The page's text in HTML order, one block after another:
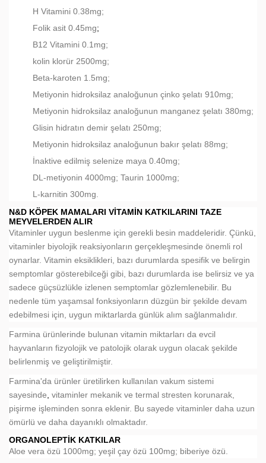
H Vitamini 0.38mg;
Folik asit 0.45mg;
B12 Vitamini 0.1mg;
kolin klorür 2500mg;
Beta-karoten 1.5mg;
Metiyonin hidroksilaz analoğunun çinko şelatı 910mg;
Metiyonin hidroksilaz analoğunun manganez şelatı 380mg;
Glisin hidratın demir şelatı 250mg;
Metiyonin hidroksilaz analoğunun bakır şelatı 88mg;
İnaktive edilmiş selenize maya 0.40mg;
DL-metiyonin 4000mg; Taurin 1000mg;
L-karnitin 300mg.
N&D KÖPEK MAMALARI VITAMIN KATKILARINI TAZE
MEYVELERDEN ALIR
Vitaminler uygun beslenme için gerekli besin maddeleridir. Çünkü,
vitaminler biyolojik reaksiyonların gerçekleşmesinde önemli rol
oynarlar. Vitamin eksiklikleri, bazı durumlarda spesifik ve belirgin
semptomlar gösterebilceği gibi, bazı durumlarda ise belirsiz ve ya
sadece güçsüzlükle izlenen semptomlar gözlemlenebilir. Bu
nedenle tüm yaşamsal fonksiyonların düzgün bir şekilde devam
edebilmesi için, uygun miktarlarda günlük alım sağlanmalıdır.
Farmina ürünlerinde bulunan vitamin miktarları da evcil
hayvanların fizyolojik ve patolojik olarak uygun olacak şekilde
belirlenmiş ve geliştirilmiştir.
Farmina'da ürünler üretilirken kullanılan vakum sistemi
sayesinde vitaminler mekanik ve termal stresten korunarak,
pişirme işleminden sonra eklenir. Bu sayede vitaminler daha uzun
ömürlü ve daha dayanıklı olmaktadır.
ORGANOLEPTIK KATKILAR
Aloe vera özü 1000mg; yeşil çay özü 100mg; biberiye özü.